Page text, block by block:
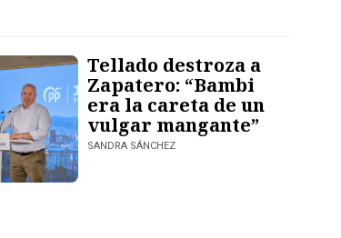
Tellado destroza a
Zapatero: “Bambi
era la careta de un
vulgar mangante”
SANDRA SÁNCHEZ